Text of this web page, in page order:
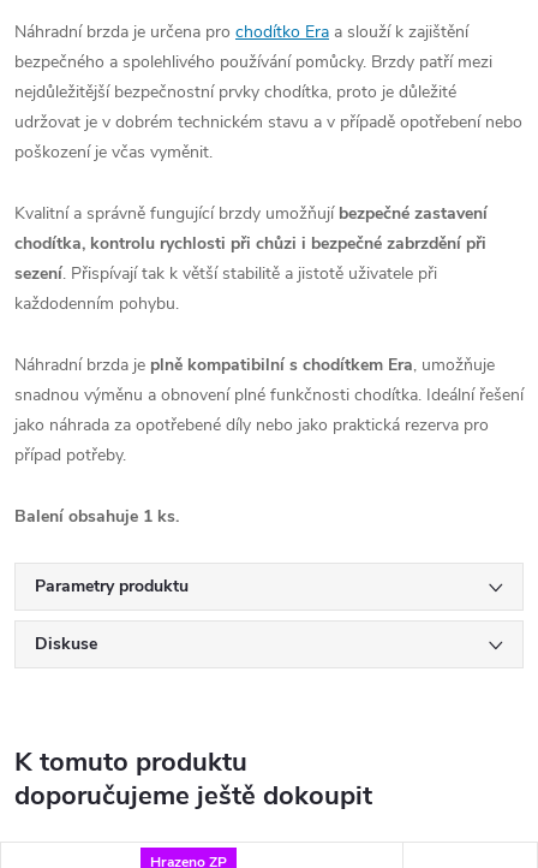
Náhradní brzda je určena pro chodítko Era a slouží k zajištění
bezpečného a spolehlivého používání pomůcky. Brzdy patří mezi
nejdůležitější bezpečnostní prvky chodítka, proto je důležité
udržovat je v dobrém technickém stavu a v případě opotřebení nebo
poškození je včas vyměnit.
Kvalitní a správně fungující brzdy umožňují bezpečné zastavení
chodítka, kontrolu rychlosti při chůzi i bezpečné zabrzdění při
sezení. Přispívají tak k větší stabilitě a jistotě uživatele při
každodenním pohybu.
Náhradní brzda je plně kompatibilní s chodítkem Era, umožňuje
snadnou výměnu a obnovení plné funkčnosti chodítka. Ideální řešení
jako náhrada za opotřebené díly nebo jako praktická rezerva pro
případ potřeby.
Balení obsahuje 1 ks.
Parametry produktu
Diskuse
K tomuto produktu
doporučujeme ještě dokoupit
Hrazeno ZP